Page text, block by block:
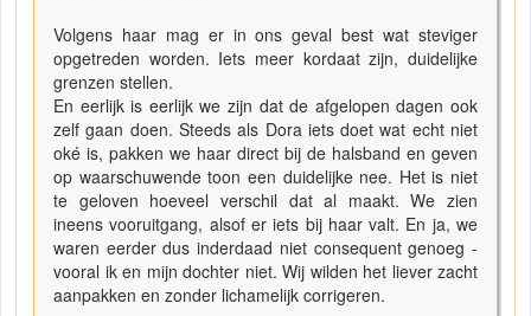
Volgens haar mag er in ons geval best wat steviger
opgetreden worden. Iets meer kordaat zijn, duidelijke
grenzen stellen.
En eerlijk is eerlijk we zijn dat de afgelopen dagen ook
zelf gaan doen. Steeds als Dora iets doet wat echt niet
oké is, pakken we haar direct bij de halsband en geven
op waarschuwende toon een duidelijke nee. Het is niet
te geloven hoeveel verschil dat al maakt. We zien
ineens vooruitgang, alsof er iets bij haar valt. En ja, we
waren eerder dus inderdaad niet consequent genoeg -
vooral ik en mijn dochter niet. Wij wilden het liever zacht
aanpakken en zonder lichamelijk corrigeren.